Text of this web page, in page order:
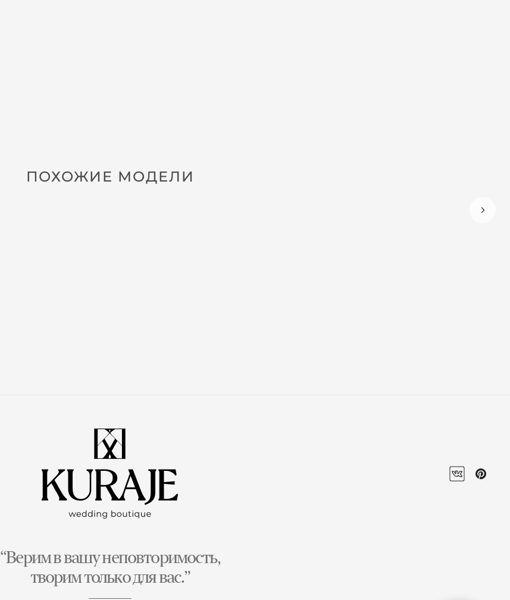
ПОХОЖИЕ МОДЕЛИ
“Верим в вашу неповторимость,
творим только для вас.”